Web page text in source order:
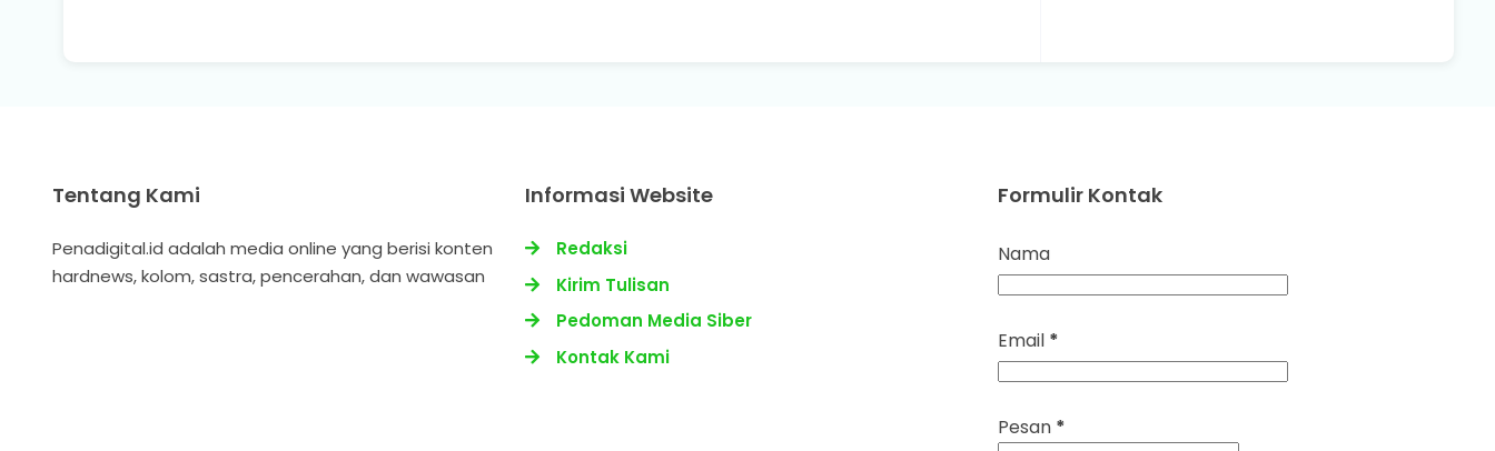
Tentang Kami
Penadigital.id adalah media online yang berisi konten
hardnews, kolom, sastra, pencerahan, dan wawasan
Informasi Website
Redaksi
Kirim Tulisan
Pedoman Media Siber
Kontak Kami
Formulir Kontak
Nama
Email *
Pesan *